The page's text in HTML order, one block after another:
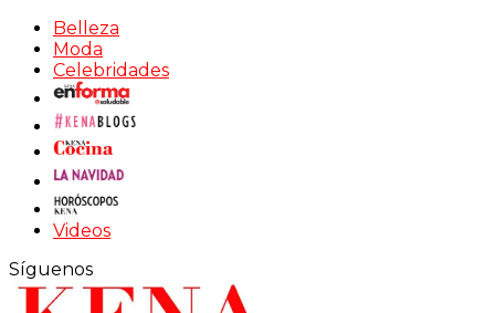
Belleza
Moda
Celebridades
Videos
Síguenos